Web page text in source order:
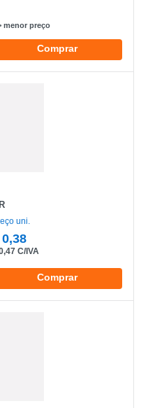
menor preço
Comprar
uni.
0,38
C/IVA
Comprar